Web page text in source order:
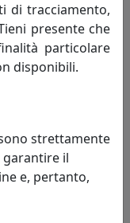
CT01040M-01
di tracciamento,
presente che
particolare
disponibili.
strettamente
garantire il
e, pertanto,